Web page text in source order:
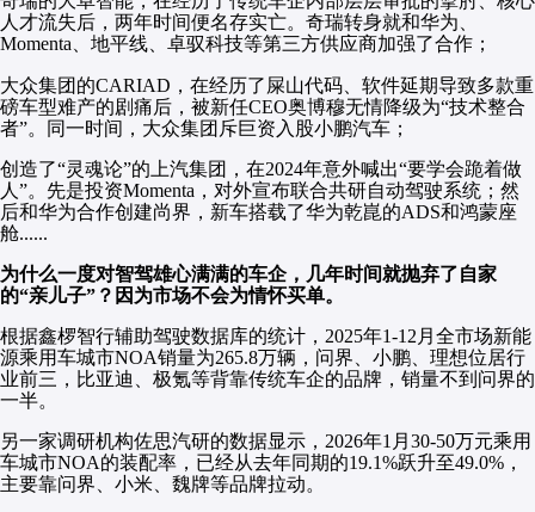
人才流失后，两年时间便名存实亡。奇瑞转身就和华为、
Momenta、地平线、卓驭科技等第三方供应商加强了合作；
大众集团的CARIAD，在经历了屎山代码、软件延期导致多款重
磅车型难产的剧痛后，被新任CEO奥博穆无情降级为“技术整合
者”。同一时间，大众集团斥巨资入股小鹏汽车；
创造了“灵魂论”的上汽集团，在2024年意外喊出“要学会跪着做
人”。先是投资Momenta，对外宣布联合共研自动驾驶系统；然
后和华为合作创建尚界，新车搭载了华为乾崑的ADS和鸿蒙座
舱......
为什么一度对智驾雄心满满的车企，几年时间就抛弃了自家
的“亲儿子”？因为市场不会为情怀买单。
根据鑫椤智行辅助驾驶数据库的统计，2025年1-12月全市场新能
源乘用车城市NOA销量为265.8万辆，问界、小鹏、理想位居行
业前三，比亚迪、极氪等背靠传统车企的品牌，销量不到问界的
一半。
另一家调研机构佐思汽研的数据显示，2026年1月30-50万元乘用
车城市NOA的装配率，已经从去年同期的19.1%跃升至49.0%，
主要靠问界、小米、魏牌等品牌拉动。